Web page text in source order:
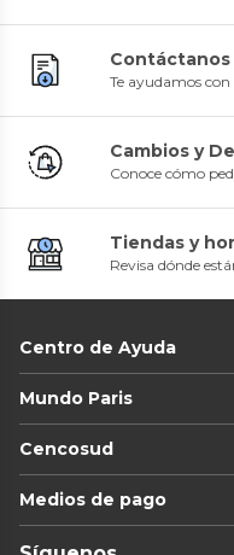
Contáctanos
Te ayudamos
Cambios y
Conoce cómo
Tiendas y
Revisa dónde
Centro de Ayuda
Mundo Paris
Cencosud
Medios de pago